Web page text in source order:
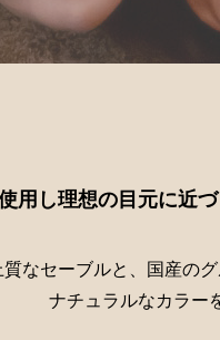
用し理想の目元に近
なセーブルと、国産の
ナチュラルなカラー